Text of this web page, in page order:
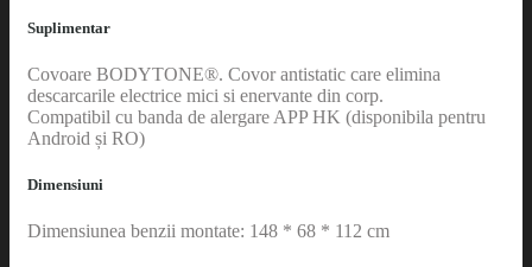
Suplimentar
Covoare BODYTONE®. Covor antistatic care elimina
descarcarile electrice mici si enervante din corp.
Compatibil cu banda de alergare APP HK (disponibila pentru
Android și RO)
Dimensiuni
Dimensiunea benzii montate: 148 * 68 * 112 cm